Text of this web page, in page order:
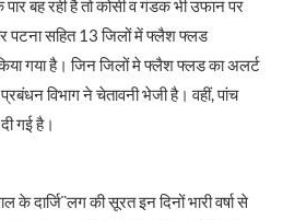
बह रही है तो कोसी व गंडक भी उफान पर
पटना सहित 13 जिलों में फ्लैश फ्लड
गया है। जिन जिलों मे फ्लैश फ्लड का अलर्ट
विभाग ने चेतावनी भेजी है। वहीं, पांच
गई है।
के दार्जि¨लग की सूरत इन दिनों भारी वर्षा से